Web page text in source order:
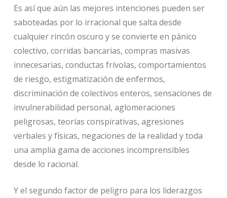
Es así que aún las mejores intenciones pueden ser
saboteadas por lo irracional que salta desde
cualquier rincón oscuro y se convierte en pánico
colectivo, corridas bancarias, compras masivas
innecesarias, conductas frívolas, comportamientos
de riesgo, estigmatización de enfermos,
discriminación de colectivos enteros, sensaciones de
invulnerabilidad personal, aglomeraciones
peligrosas, teorías conspirativas, agresiones
verbales y físicas, negaciones de la realidad y toda
una amplia gama de acciones incomprensibles
desde lo racional.
Y el segundo factor de peligro para los liderazgos